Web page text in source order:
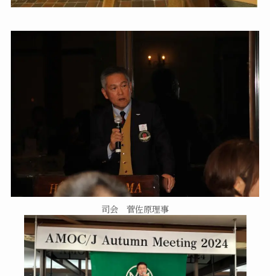
司会 菅佐原理事